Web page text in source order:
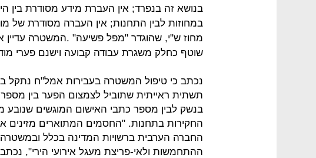
בנושא זה בנפרד; אין העברת מידע מסודרת בין
במחוזות לבין התחנות; אין העברה מסודרת של
מחוז ש"י, שהוגדר "מפל פשיעה" .המשטרה
שוטף כחלק משגרת עבודה קבועה וישנם פערי
נכתב כי טיפול המשטרה בעבירות אמל"ח נתקל
תשתית ראייתית שתוביל לצמצום הפער בין
בנשק לבין מספר כתבי האישום המוגשים שנובע
החקירות בתחנות. "החסמים המתוארים מזינים
החברה הערבית ברשויות המדינה בכלל
ההתחמשות ולאי-פריצת מעגל אירועי הירי",